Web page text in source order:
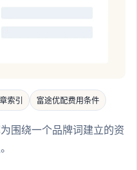
索引 富途优配费用条件
围绕一个品牌词建立的资